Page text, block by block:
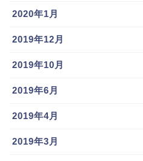
2020年1月
2019年12月
2019年10月
2019年6月
2019年4月
2019年3月